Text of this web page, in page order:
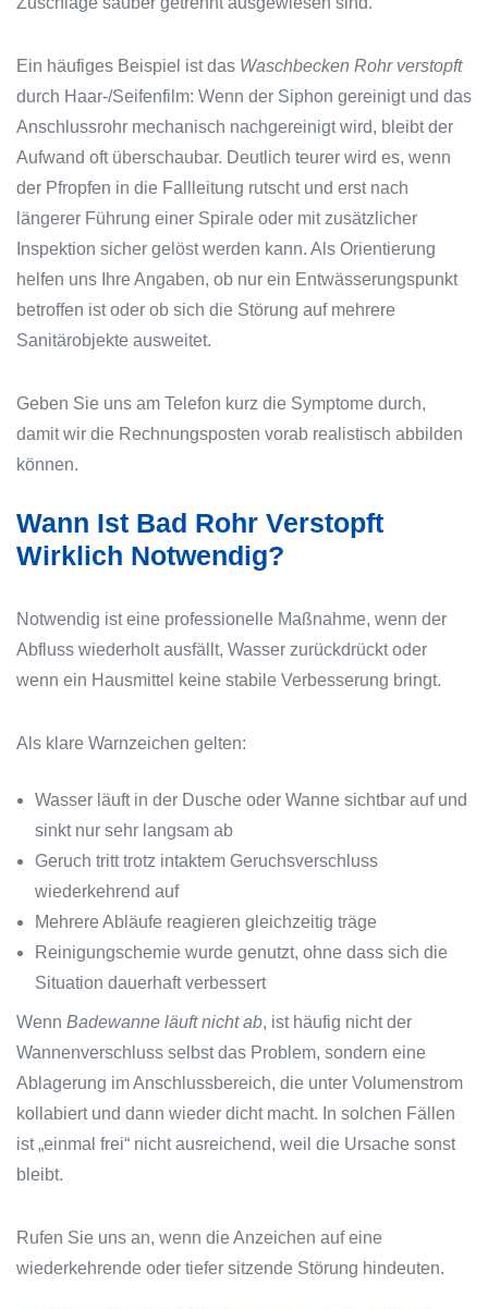
Ein häufiges Beispiel ist das Waschbecken Rohr verstopft
durch Haar-/Seifenfilm: Wenn der Siphon gereinigt und das
Anschlussrohr mechanisch nachgereinigt wird, bleibt der
Aufwand oft überschaubar. Deutlich teurer wird es, wenn
der Pfropfen in die Fallleitung rutscht und erst nach
längerer Führung einer Spirale oder mit zusätzlicher
Inspektion sicher gelöst werden kann. Als Orientierung
helfen uns Ihre Angaben, ob nur ein Entwässerungspunkt
betroffen ist oder ob sich die Störung auf mehrere
Sanitärobjekte ausweitet.
Geben Sie uns am Telefon kurz die Symptome durch,
damit wir die Rechnungsposten vorab realistisch abbilden
können.
Wann Ist Bad Rohr Verstopft
Wirklich Notwendig?
Notwendig ist eine professionelle Maßnahme, wenn der
Abfluss wiederholt ausfällt, Wasser zurückdrückt oder
wenn ein Hausmittel keine stabile Verbesserung bringt.
Als klare Warnzeichen gelten:
Wasser läuft in der Dusche oder Wanne sichtbar auf und
sinkt nur sehr langsam ab
Geruch tritt trotz intaktem Geruchsverschluss
wiederkehrend auf
Mehrere Abläufe reagieren gleichzeitig träge
Reinigungschemie wurde genutzt, ohne dass sich die
Situation dauerhaft verbessert
Wenn Badewanne läuft nicht ab, ist häufig nicht der
Wannenverschluss selbst das Problem, sondern eine
Ablagerung im Anschlussbereich, die unter Volumenstrom
kollabiert und dann wieder dicht macht. In solchen Fällen
ist „einmal frei“ nicht ausreichend, weil die Ursache sonst
bleibt.
Rufen Sie uns an, wenn die Anzeichen auf eine
wiederkehrende oder tiefer sitzende Störung hindeuten.